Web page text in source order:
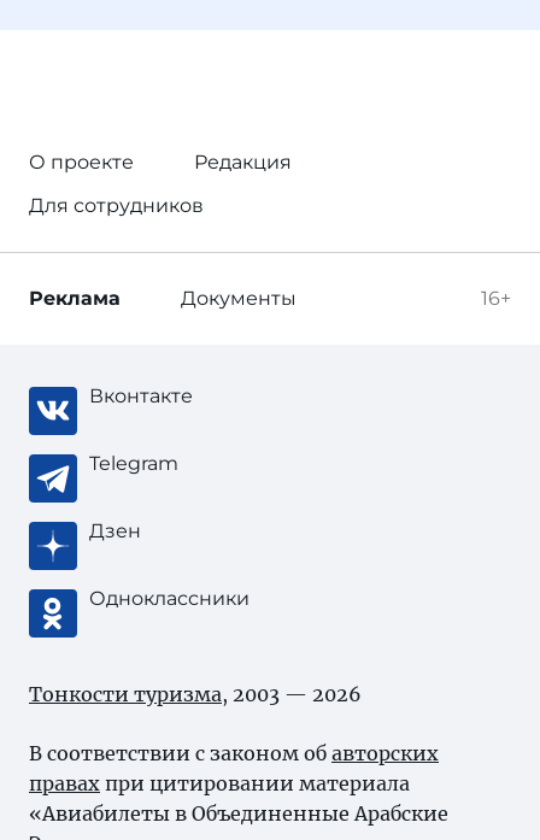
О проекте
Редакция
Для сотрудников
16+
Реклама Документы
Вконтакте
Telegram
Дзен
Одноклассники
Тонкости туризма, 2003 — 2026
В соответствии с законом об авторских
правах при цитировании материала
«Авиабилеты в Объединенные Арабские